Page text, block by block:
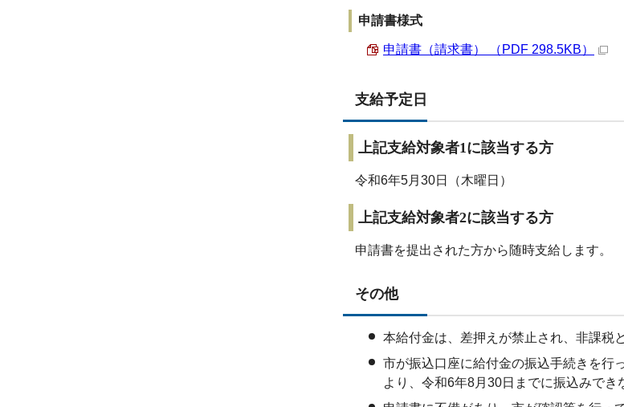
申請書様式
申請書（請求書） （PDF 298.5KB）
支給予定日
上記支給対象者1に該当する方
令和6年5月30日（木曜日）
上記支給対象者2に該当する方
申請書を提出された方から随時支給します。
その他
本給付金は、差押えが禁止され、非課税
市が振込口座に給付金の振込手続きを行
より、令和6年8月30日までに振込みでき